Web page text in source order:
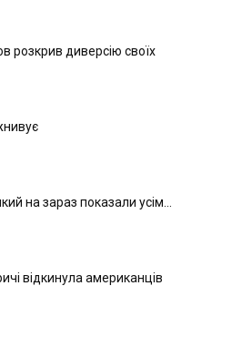
розкрив диверсію своїх
на зараз показали усім...
відкинула американців